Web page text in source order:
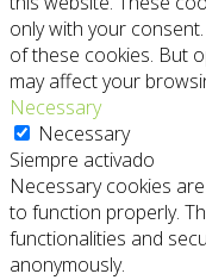
only with your
of these cookies. But
may affect your
Necessary
Necessary
Siempre activado
Necessary cookies
to function properly.
functionalities and
anonymously.